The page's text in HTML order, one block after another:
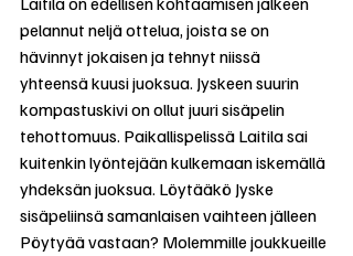
pelannut neljä ottelua, joista se on
hävinnyt jokaisen ja tehnyt niissä
yhteensä kuusi juoksua. Jyskeen suurin
kompastuskivi on ollut juuri sisäpelin
tehottomuus. Paikallispelissä Laitila sai
kuitenkin lyöntejään kulkemaan iskemällä
yhdeksän juoksua. Löytääkö Jyske
sisäpeliinsä samanlaisen vaihteen jälleen
Pöytyää vastaan? Molemmille joukkueille